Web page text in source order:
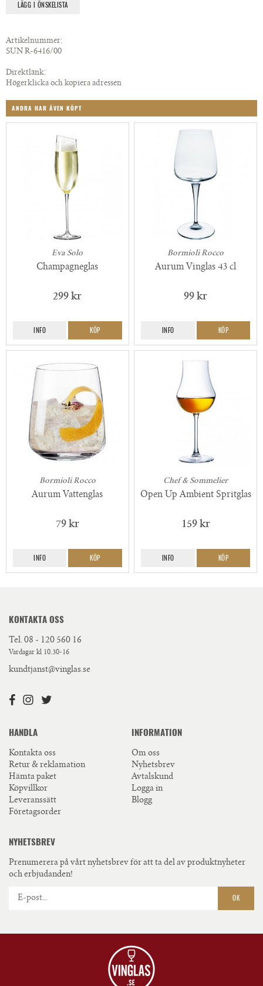
LÄGG I ÖNSKELISTA
Artikelnummer:
SUN R-6416/00
Direktlänk:
Högerklicka och kopiera adressen
ANDRA HAR ÄVEN KÖPT
Eva Solo
Champagneglas
299 kr
INFO KÖP
Bormioli Rocco
Aurum Vinglas 43 cl
99 kr
INFO KÖP
Bormioli Rocco
Aurum Vattenglas
79 kr
INFO KÖP
Chef & Sommelier
Open Up Ambient Spritglas
159 kr
INFO KÖP
KONTAKTA OSS
Tel. 08 - 120 560 16
Vardagar kl 10.30-16
kundtjanst@vinglas.se
HANDLA
Kontakta oss
Retur & reklamation
Hämta paket
Köpvillkor
Leveranssätt
Företagsorder
INFORMATION
Om oss
Nyhetsbrev
Avtalskund
Logga in
Blogg
NYHETSBREV
Prenumerera på vårt nyhetsbrev för att ta del av produktnyheter
och erbjudanden!
OK